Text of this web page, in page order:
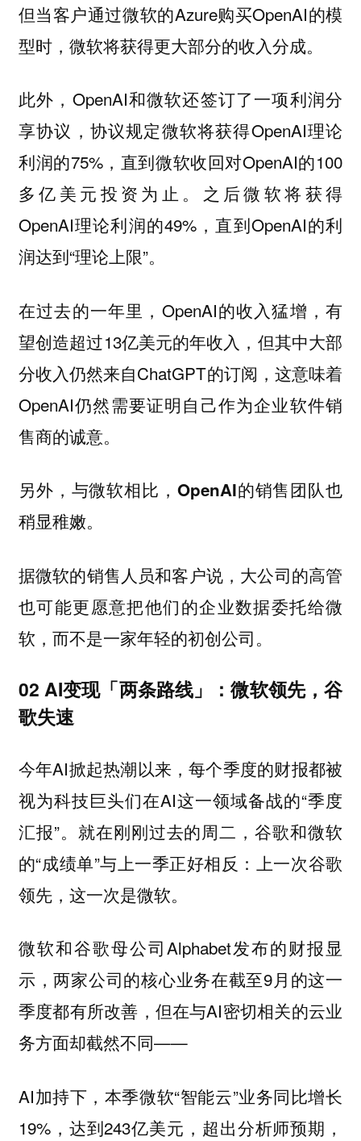
但当客户通过微软的Azure购买OpenAI的模
型时，微软将获得更大部分的收入分成。
此外，OpenAI和微软还签订了一项利润分
享协议，协议规定微软将获得OpenAI理论
利润的75%，直到微软收回对OpenAI的100
多亿美元投资为止。之后微软将获得
OpenAI理论利润的49%，直到OpenAI的利
润达到“理论上限”。
在过去的一年里，OpenAI的收入猛增，有
望创造超过13亿美元的年收入，但其中大部
分收入仍然来自ChatGPT的订阅，这意味着
OpenAI仍然需要证明自己作为企业软件销
售商的诚意。
另外，与微软相比，OpenAI的销售团队也
稍显稚嫩。
据微软的销售人员和客户说，大公司的高管
也可能更愿意把他们的企业数据委托给微
软，而不是一家年轻的初创公司。
02 AI变现「两条路线」：微软领先，谷
歌失速
今年AI掀起热潮以来，每个季度的财报都被
视为科技巨头们在AI这一领域备战的“季度
汇报”。就在刚刚过去的周二，谷歌和微软
的“成绩单”与上一季正好相反：上一次谷歌
领先，这一次是微软。
微软和谷歌母公司Alphabet发布的财报显
示，两家公司的核心业务在截至9月的这一
季度都有所改善，但在与AI密切相关的云业
务方面却截然不同——
AI加持下，本季微软“智能云”业务同比增长
19%，达到243亿美元，超出分析师预期，